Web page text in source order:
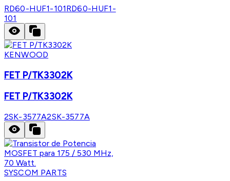
RD60-HUF1-101RD60-HUF1-
101
KENWOOD
FET P/TK3302K
FET P/TK3302K
2SK-3577A2SK-3577A
SYSCOM PARTS